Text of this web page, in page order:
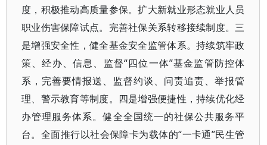
度，积极推动高质量参保。扩大新就业形态就业人员
职业伤害保障试点。完善社保关系转移接续制度。三
是增强安全性，健全基金安全监管体系。持续筑牢政
策、经办、信息、监督“四位一体”基金监管防控体
系，完善要情报送、监督约谈、问责追责、举报管
理、警示教育等制度。四是增强便捷性，持续优化经
办管理服务体系。健全全国统一的社保公共服务平
台。全面推行以社会保障卡为载体的“一卡通”民生管